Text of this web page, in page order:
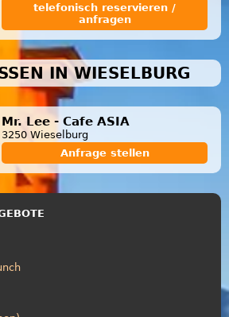
telefonisch reservieren /
anfragen
IN WIESELBURG
Mr. Lee - Cafe ASIA
3250 Wieselburg
Anfrage stellen